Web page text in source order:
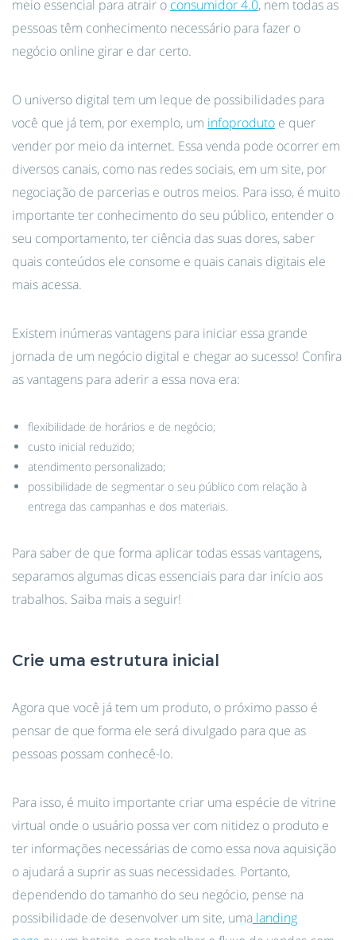
meio essencial para atrair o consumidor 4.0, nem todas as
pessoas têm conhecimento necessário para fazer o
negócio online girar e dar certo.
O universo digital tem um leque de possibilidades para
você que já tem, por exemplo, um infoproduto e quer
vender por meio da internet. Essa venda pode ocorrer em
diversos canais, como nas redes sociais, em um site, por
negociação de parcerias e outros meios. Para isso, é muito
importante ter conhecimento do seu público, entender o
seu comportamento, ter ciência das suas dores, saber
quais conteúdos ele consome e quais canais digitais ele
mais acessa.
Existem inúmeras vantagens para iniciar essa grande
jornada de um negócio digital e chegar ao sucesso! Confira
as vantagens para aderir a essa nova era:
flexibilidade de horários e de negócio;
custo inicial reduzido;
atendimento personalizado;
possibilidade de segmentar o seu público com relação à
entrega das campanhas e dos materiais.
Para saber de que forma aplicar todas essas vantagens,
separamos algumas dicas essenciais para dar início aos
trabalhos. Saiba mais a seguir!
Crie uma estrutura inicial
Agora que você já tem um produto, o próximo passo é
pensar de que forma ele será divulgado para que as
pessoas possam conhecê-lo.
Para isso, é muito importante criar uma espécie de vitrine
virtual onde o usuário possa ver com nitidez o produto e
ter informações necessárias de como essa nova aquisição
o ajudará a suprir as suas necessidades. Portanto,
dependendo do tamanho do seu negócio, pense na
possibilidade de desenvolver um site, uma landing